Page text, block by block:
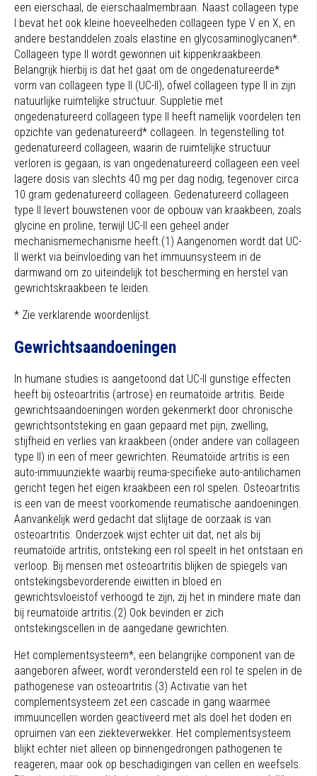
een eierschaal, de eierschaalmembraan. Naast collageen type
I bevat het ook kleine hoeveelheden collageen type V en X, en
andere bestanddelen zoals elastine en glycosaminoglycanen*.
Collageen type II wordt gewonnen uit kippenkraakbeen.
Belangrijk hierbij is dat het gaat om de ongedenatureerde*
vorm van collageen type II (UC-II), ofwel collageen type II in zijn
natuurlijke ruimtelijke structuur. Suppletie met
ongedenatureerd collageen type II heeft namelijk voordelen ten
opzichte van gedenatureerd* collageen. In tegenstelling tot
gedenatureerd collageen, waarin de ruimtelijke structuur
verloren is gegaan, is van ongedenatureerd collageen een veel
lagere dosis van slechts 40 mg per dag nodig, tegenover circa
10 gram gedenatureerd collageen. Gedenatureerd collageen
type II levert bouwstenen voor de opbouw van kraakbeen, zoals
glycine en proline, terwijl UC-II een geheel ander
mechanismemechanisme heeft.(1) Aangenomen wordt dat UC-
II werkt via beïnvloeding van het immuunsysteem in de
darmwand om zo uiteindelijk tot bescherming en herstel van
gewrichtskraakbeen te leiden.
* Zie verklarende woordenlijst.
Gewrichtsaandoeningen
In humane studies is aangetoond dat UC-II gunstige effecten
heeft bij osteoartritis (artrose) en reumatoïde artritis. Beide
gewrichtsaandoeningen worden gekenmerkt door chronische
gewrichtsontsteking en gaan gepaard met pijn, zwelling,
stijfheid en verlies van kraakbeen (onder andere van collageen
type II) in een of meer gewrichten. Reumatoïde artritis is een
auto-immuunziekte waarbij reuma-specifieke auto-antilichamen
gericht tegen het eigen kraakbeen een rol spelen. Osteoartritis
is een van de meest voorkomende reumatische aandoeningen.
Aanvankelijk werd gedacht dat slijtage de oorzaak is van
osteoartritis. Onderzoek wijst echter uit dat, net als bij
reumatoïde artritis, ontsteking een rol speelt in het ontstaan en
verloop. Bij mensen met osteoartritis blijken de spiegels van
ontstekingsbevorderende eiwitten in bloed en
gewrichtsvloeistof verhoogd te zijn, zij het in mindere mate dan
bij reumatoïde artritis.(2) Ook bevinden er zich
ontstekingscellen in de aangedane gewrichten.
Het complementsysteem*, een belangrijke component van de
aangeboren afweer, wordt verondersteld een rol te spelen in de
pathogenese van osteoartritis.(3) Activatie van het
complementsysteem zet een cascade in gang waarmee
immuuncellen worden geactiveerd met als doel het doden en
opruimen van een ziekteverwekker. Het complementsysteem
blijkt echter niet alleen op binnengedrongen pathogenen te
reageren, maar ook op beschadigingen van cellen en weefsels.